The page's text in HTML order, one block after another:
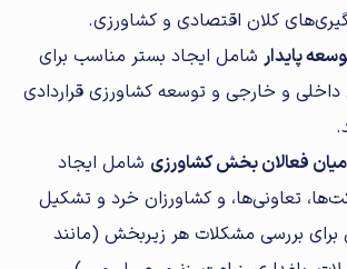
کلان اقتصادی و کشاورزی.
پایدار شامل ایجاد بستر مناسب برای
و خارجی و توسعه کشاورزی قراردادی
فعالان بخش کشاورزی شامل ایجاد
تعاونی‌ها، و کشاورزان خرد و تشکیل
بررسی مشکلات هر زیربخش (مانند